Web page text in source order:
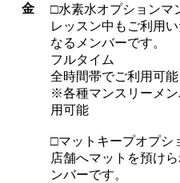
金
□水素水オプションマ
レッスン中もご利用
なるメンバーです。
フルタイム
全時間帯でご利用可
※各種マンスリーメン
用可能
□マットキープオプシ
店舗へマットを預け
ンバーです。